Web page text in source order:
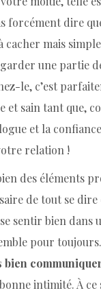
forcément dire
cacher mais
une partie
le, c’est
et sain tant que,
et la
relation !
des éléments
de tout se
sentir bien dans
pour toujours.
bien
intimité. À ce